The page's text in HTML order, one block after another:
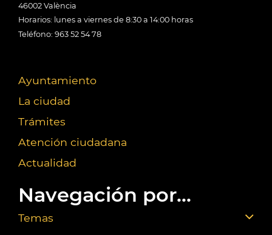
46002 València
Horarios: lunes a viernes de 8:30 a 14:00 horas
Teléfono: 963 52 54 78
Ayuntamiento
La ciudad
Trámites
Atención ciudadana
Actualidad
Navegación por...
Temas